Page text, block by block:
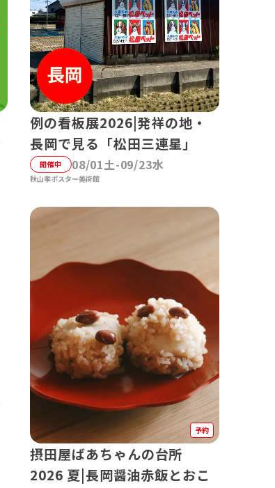
例の看板展2026|発祥の地・
長岡で見る「松田三連星」
開催中 08/01土-09/23水
秋山孝ポスター美術館
摂田屋ばあちゃんの台所
2026 夏|長岡醤油赤飯とおこ
予約